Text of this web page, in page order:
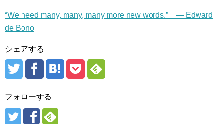
“We need many, many, many more new words.” — Edward
de Bono
シェアする
フォローする